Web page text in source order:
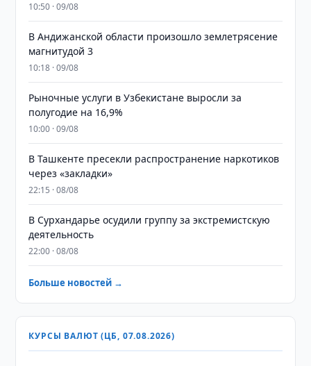
10:50 · 09/08
В Андижанской области произошло землетрясение
магнитудой 3
10:18 · 09/08
Рыночные услуги в Узбекистане выросли за
полугодие на 16,9%
10:00 · 09/08
В Ташкенте пресекли распространение наркотиков
через «закладки»
22:15 · 08/08
В Сурхандарье осудили группу за экстремистскую
деятельность
22:00 · 08/08
Больше новостей →
КУРСЫ ВАЛЮТ (ЦБ, 07.08.2026)